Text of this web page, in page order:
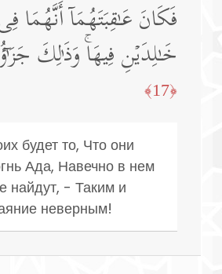
فَكَانَ عَـٰقِبَتَهُمَاۤ أَنَّهُمَا
خَـٰلِدَیۡنِ فِیهَاۚ وَذَ ٰ⁠لِكَ جَزَ
﴿17﴾
будет то, Что они
Ада, Навечно в нем
найдут, - Таким и
неверным!